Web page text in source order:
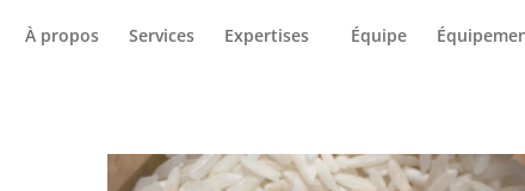
Accueil
À propos Services Expertises Équipe